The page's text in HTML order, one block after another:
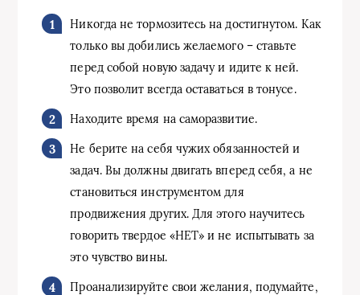
Никогда не тормозитесь на достигнутом. Как
только вы добились желаемого – ставьте
перед собой новую задачу и идите к ней.
Это позволит всегда оставаться в тонусе.
Находите время на саморазвитие.
Не берите на себя чужих обязанностей и
задач. Вы должны двигать вперед себя, а не
становиться инструментом для
продвижения других. Для этого научитесь
говорить твердое «НЕТ» и не испытывать за
это чувство вины.
Проанализируйте свои желания, подумайте,